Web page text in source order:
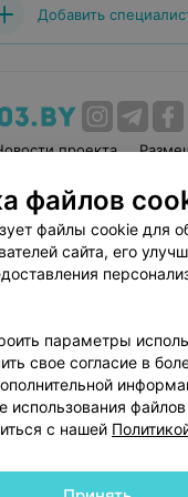
Добавить
проекта
соглашение
Вакансии
Партнеры
руководителю
настройки
персональных
файлов
файлы cookie для
сайта, его
параметры
свое согласие в
использования
с нашей